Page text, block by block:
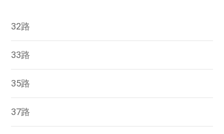
32路
33路
35路
37路